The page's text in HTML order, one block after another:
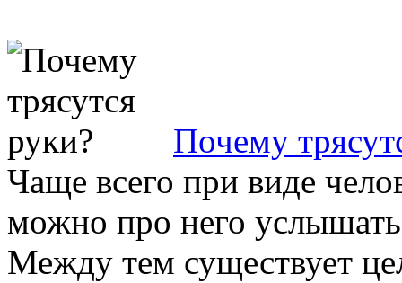
Почему
Чаще всего при виде
можно про него
Между тем существует